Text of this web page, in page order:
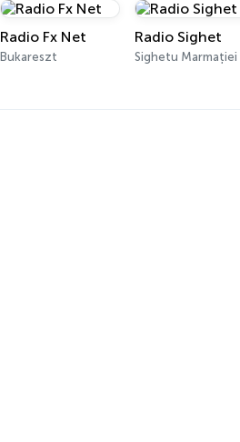
Radio Fx Net
Bukareszt
Radio Sighet